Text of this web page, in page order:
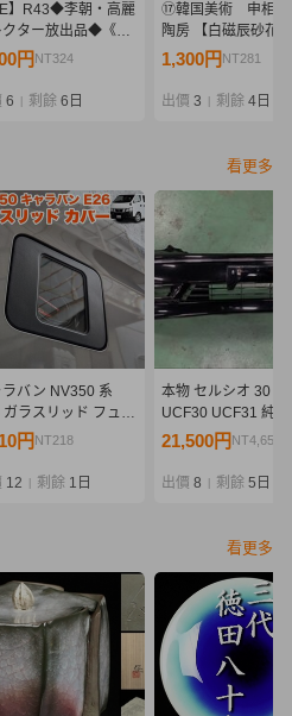
】R43◆李朝・高麗
クター放出品◆《大
時代 李朝白磁壺/中
骨董品 時代品 美術
円 NT324
6 剩餘 6日
⑰韓国美術 申相浩
陶房 【白磁辰砂花
壺】共箱 検/楽善斎
1,300円 NT281
出價 3 剩餘 4日
看更多
ラバン NV350 系
ガラスリッド フュー
リッドカバー 給油口
蓋 ふた スケルトン
円 NT218
12 剩餘 1日
本物 セルシオ 30 後
UCF30 UCF31 純
ションフロント バ
スポイラー エアロ
21,500円 NT4,652
出價 8 剩餘 5日
看更多